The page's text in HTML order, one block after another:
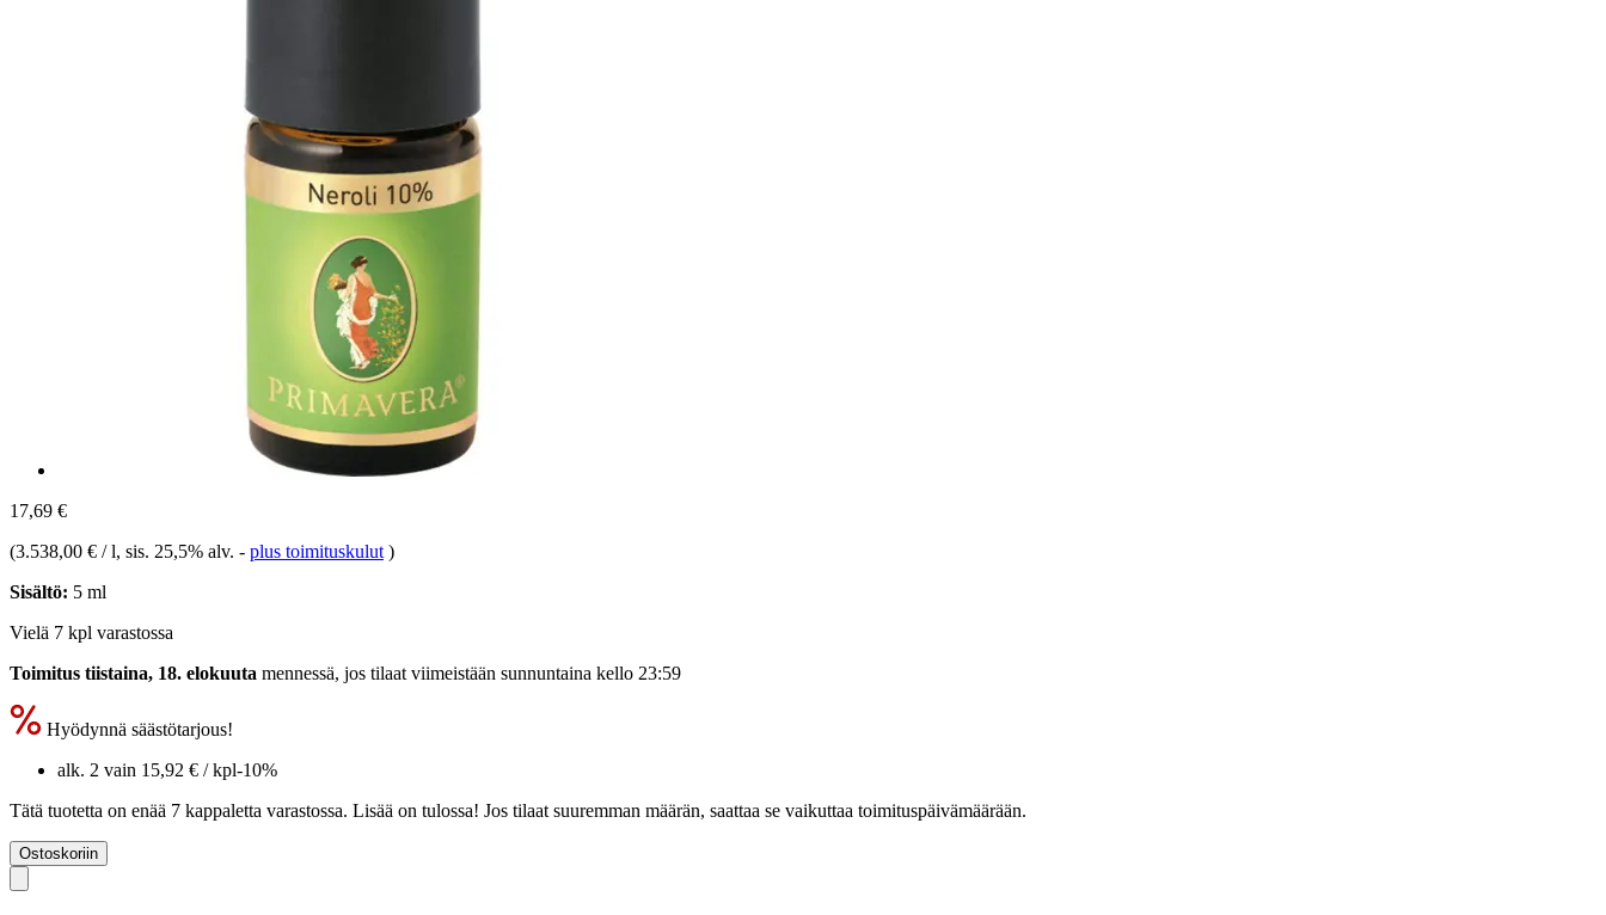
17,69 €
(3.538,00 € / l, sis. 25,5% alv. - plus toimituskulut )
Sisältö: 5 ml
Vielä 7 kpl varastossa
Toimitus tiistaina, 18. elokuuta mennessä, jos tilaat viimeistään sunnuntaina kello 23:59
Hyödynnä säästötarjous!
alk. 2 vain 15,92 € / kpl-10%
Tätä tuotetta on enää 7 kappaletta varastossa. Lisää on tulossa! Jos tilaat suuremman määrän, saattaa se vaikuttaa toimituspäivämäärään.
Ostoskoriin